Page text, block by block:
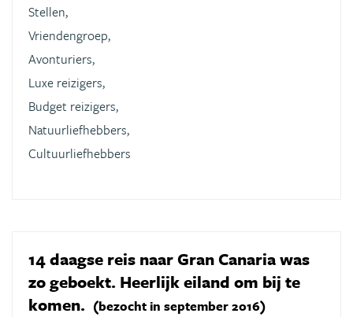
Stellen,
Vriendengroep,
Avonturiers,
Luxe reizigers,
Budget reizigers,
Natuurliefhebbers,
Cultuurliefhebbers
14 daagse reis naar Gran Canaria was
zo geboekt. Heerlijk eiland om bij te
komen. (bezocht in september 2016)